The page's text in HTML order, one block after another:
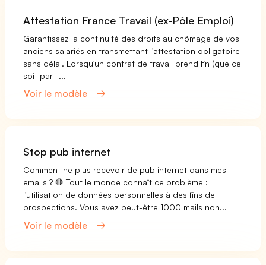
Attestation France Travail (ex-Pôle Emploi)
Garantissez la continuité des droits au chômage de vos
anciens salariés en transmettant l'attestation obligatoire
sans délai. Lorsqu'un contrat de travail prend fin (que ce
soit par li...
Voir le modèle
Stop pub internet
Comment ne plus recevoir de pub internet dans mes
emails ? 🛑 Tout le monde connaît ce problème :
l'utilisation de données personnelles à des fins de
prospections. Vous avez peut-être 1000 mails non...
Voir le modèle